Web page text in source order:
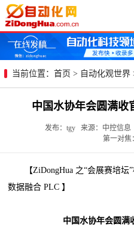
当前位置： 首页 > 自动化观世界
中国水协年会圆满收
发布：tgy 来源：中控信息
第一对焦
【ZiDongHua 之“会展赛培坛”
数据融合 PLC 】
中国水协年会圆满